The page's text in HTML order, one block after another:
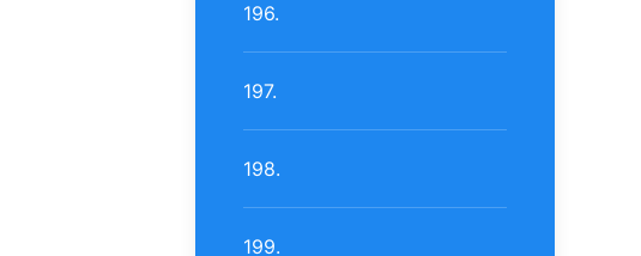
196.
197.
198.
199.